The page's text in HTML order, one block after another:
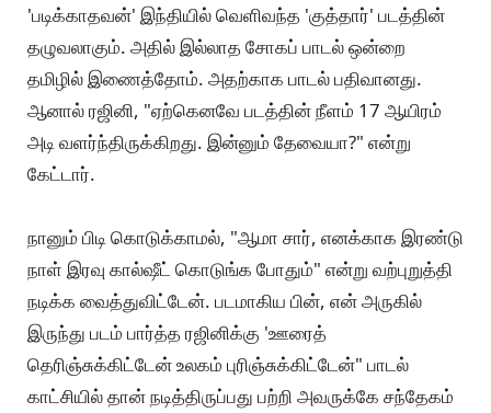
'படிக்காதவன்' இந்தியில் வெளிவந்த 'குத்தார்' படத்தின்
தழுவலாகும். அதில் இல்லாத சோகப் பாடல் ஒன்றை
தமிழில் இணைத்தோம். அதற்காக பாடல் பதிவானது.
ஆனால் ரஜினி, "ஏற்கெனவே படத்தின் நீளம் 17 ஆயிரம்
அடி வளர்ந்திருக்கிறது. இன்னும் தேவையா?" என்று
கேட்டார்.
நானும் பிடி கொடுக்காமல், "ஆமா சார், எனக்காக இரண்டு
நாள் இரவு கால்ஷீட் கொடுங்க போதும்" என்று வற்புறுத்தி
நடிக்க வைத்துவிட்டேன். படமாகிய பின், என் அருகில்
இருந்து படம் பார்த்த ரஜினிக்கு 'ஊரைத்
தெரிஞ்சுக்கிட்டேன் உலகம் புரிஞ்சுக்கிட்டேன்" பாடல்
காட்சியில் தான் நடித்திருப்பது பற்றி அவருக்கே சந்தேகம்